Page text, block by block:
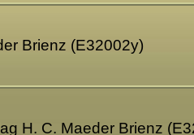
Brienz (E32002y)
H. C. Maeder Brienz